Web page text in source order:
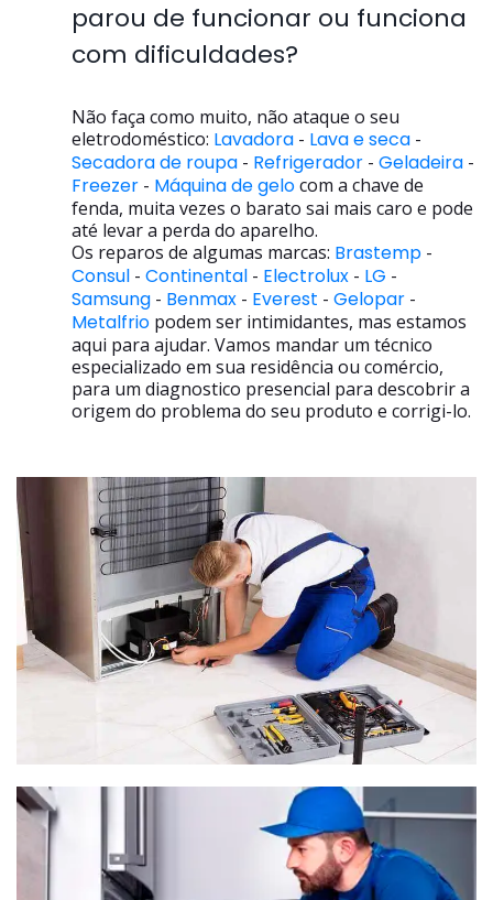
parou de funcionar ou funciona
com dificuldades?
Não faça como muito, não ataque o seu
eletrodoméstico: Lavadora - Lava e seca -
Secadora de roupa - Refrigerador - Geladeira -
Freezer - Máquina de gelocom a chave de
fenda, muita vezes o barato sai mais caro e pode
até levar a perda do aparelho.
Os reparos de algumas marcas: Brastemp -
Consul - Continental - Electrolux - LG -
Samsung - Benmax - Everest - Gelopar -
Metalfrio podem ser intimidantes, mas estamos
aqui para ajudar. Vamos mandar um técnico
especializado em sua residência ou comércio,
para um diagnostico presencial para descobrir a
origem do problema do seu produto e corrigi-lo.